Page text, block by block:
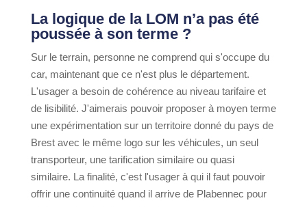
La logique de la LOM n’a pas été
poussée à son terme ?
Sur le terrain, personne ne comprend qui s'occupe du
car, maintenant que ce n'est plus le département.
L'usager a besoin de cohérence au niveau tarifaire et
de lisibilité. J'aimerais pouvoir proposer à moyen terme
une expérimentation sur un territoire donné du pays de
Brest avec le même logo sur les véhicules, un seul
transporteur, une tarification similaire ou quasi
similaire. La finalité, c'est l'usager à qui il faut pouvoir
offrir une continuité quand il arrive de Plabennec pour